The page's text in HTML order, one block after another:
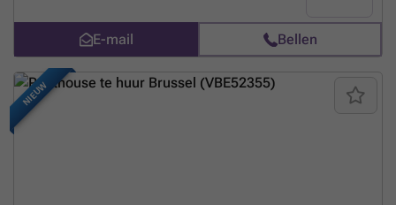
slaapkamer met aangrenzende badkamer en een terras van 10 m².
Technische voorzieningen: EPC B, vloerverwarming via individuele
warmtepomp, driedubbele beglazing, dubbele ventilatie
Parkeerplaatsen voor auto's, fietsen en motoren zijn optioneel
beschikbaar. Info & bezichtigingen: ### of via ###
Meer weten?
E-mail Bellen
NIEUW